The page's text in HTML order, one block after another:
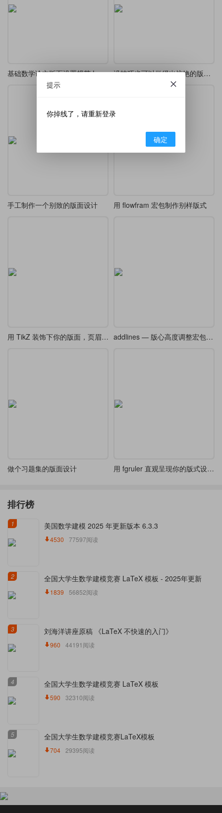
基础数学论文版面设置规范 LaTeX 模板 没技巧也可以做得出惊艳的版式-凡尔赛 LaTeX 版式制作
手工制作一个别致的版面设计 用 flowfram 宏包制作别样版式
用 TikZ 装饰下你的版面，页眉页脚 addlines — 版心高度调整宏包译介
做个习题集的版面设计 用 fgruler 直观呈现你的版式设计的尺寸
排行榜
1 美国数学建模 2025 年更新版本 6.3.3
4530 77597阅读
2 全国大学生数学建模竞赛 LaTeX 模板 - 2025年更新
1839 56852阅读
3 刘海洋讲座原稿 《LaTeX 不快速的入门》
960 44191阅读
4 全国大学生数学建模竞赛 LaTeX 模板
590 32310阅读
5 全国大学生数学建模竞赛LaTeX模板
704 29395阅读
提示
你掉线了，请重新登录
确定